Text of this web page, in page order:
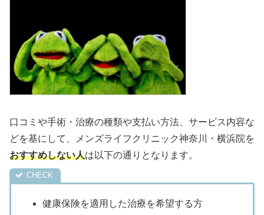
口コミや手術・治療の種類や支払い方法、サービス内容な
どを基にして、メンズライフクリニック神奈川・横浜院を
おすすめしない人は以下の通りとなります。
健康保険を適用した治療を希望する方